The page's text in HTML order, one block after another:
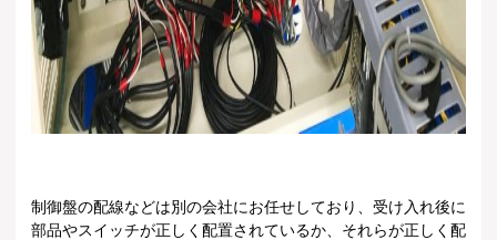
制御盤の配線などは別の会社にお任せしており、受け入れ後に
部品やスイッチが正しく配置されているか、それらが正しく配